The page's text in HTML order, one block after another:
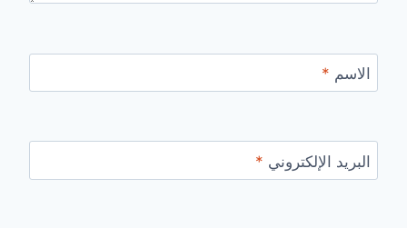
الاسم *
البريد الإلكتروني *